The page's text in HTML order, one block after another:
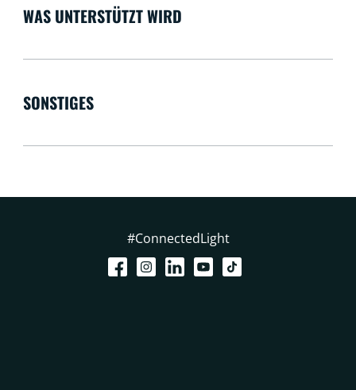
WAS UNTERSTÜTZT WIRD
SONSTIGES
#ConnectedLight